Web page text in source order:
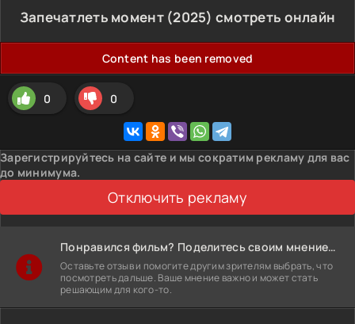
Запечатлеть момент (2025) смотреть онлайн
Content has been removed
0 0
Зарегистрируйтесь на сайте и мы сократим рекламу для вас
до минимума.
Отключить рекламу
Понравился фильм? Поделитесь своим мнением!
Оставьте отзыв и помогите другим зрителям выбрать, что
посмотреть дальше. Ваше мнение важно и может стать
решающим для кого-то.